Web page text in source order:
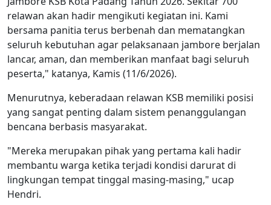
relawan akan hadir mengikuti kegiatan ini. Kami
bersama panitia terus berbenah dan mematangkan
seluruh kebutuhan agar pelaksanaan jambore berjalan
lancar, aman, dan memberikan manfaat bagi seluruh
peserta," katanya, Kamis (11/6/2026).
Menurutnya, keberadaan relawan KSB memiliki posisi
yang sangat penting dalam sistem penanggulangan
bencana berbasis masyarakat.
"Mereka merupakan pihak yang pertama kali hadir
membantu warga ketika terjadi kondisi darurat di
lingkungan tempat tinggal masing-masing," ucap
Hendri.